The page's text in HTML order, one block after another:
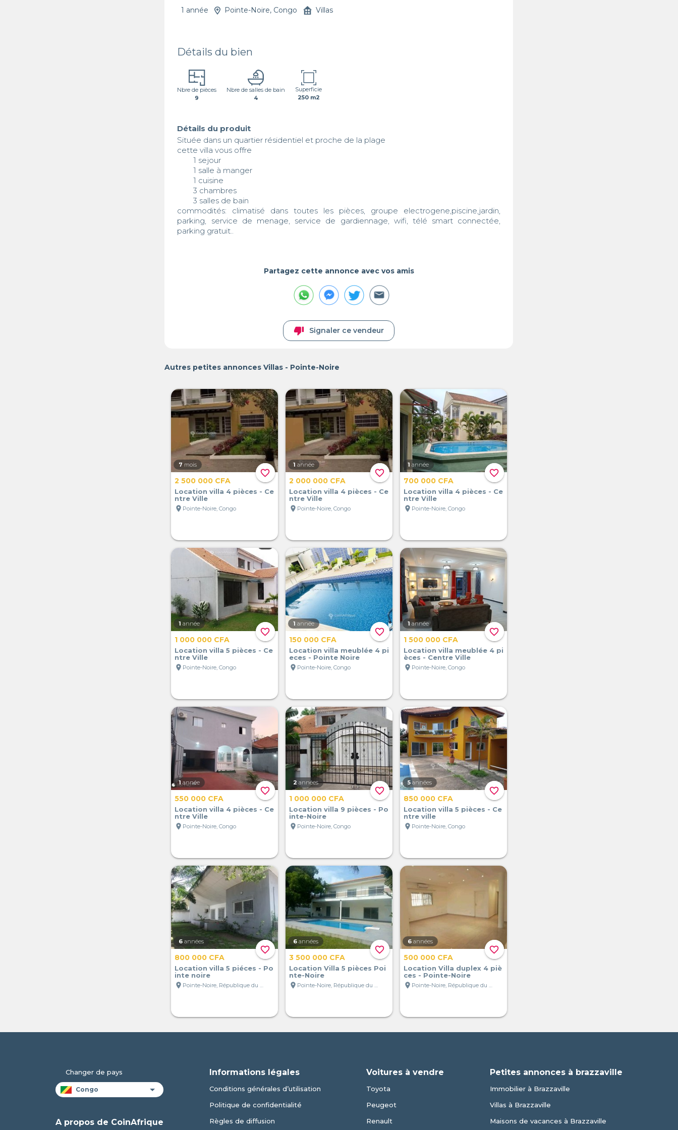
1 année Pointe-Noire, Congo Villas
Détails du bien
Nbre de pièces
9
Nbre de salles de bain
4
Superficie
250 m2
Détails du produit
Située dans un quartier résidentiel et proche de la plage
cette villa vous offre
	1 sejour
	1 salle à manger
	1 cuisine
	3 chambres
	3 salles de bain
commodités: climatisé dans toutes les pièces, groupe electrogene,piscine,jardin,
parking, service de menage, service de gardiennage, wifi, télé smart connectée,
parking gratuit..
Partagez cette annonce avec vos amis
thumb_down Signaler ce vendeur
Autres petites annonces Villas - Pointe-Noire
favorite_border
7 mois
2 500 000 CFA
Location villa 4 pièces - Ce
ntre Ville
location_on Pointe-Noire, Congo
favorite_border
1 année
2 000 000 CFA
Location villa 4 pièces - Ce
ntre Ville
location_on Pointe-Noire, Congo
favorite_border
1 année
700 000 CFA
Location villa 4 pièces - Ce
ntre Ville
location_on Pointe-Noire, Congo
favorite_border
1 année
1 000 000 CFA
Location villa 5 pièces - Ce
ntre Ville
location_on Pointe-Noire, Congo
favorite_border
1 année
150 000 CFA
Location villa meublée 4 pi
eces - Pointe Noire
location_on Pointe-Noire, Congo
favorite_border
1 année
1 500 000 CFA
Location villa meublée 4 pi
èces - Centre Ville
location_on Pointe-Noire, Congo
favorite_border
1 année
550 000 CFA
Location villa 4 pièces - Ce
ntre Ville
location_on Pointe-Noire, Congo
favorite_border
2 années
1 000 000 CFA
Location villa 9 pièces - Po
inte-Noire
location_on Pointe-Noire, Congo
favorite_border
5 années
850 000 CFA
Location villa 5 pièces - Ce
ntre ville
location_on Pointe-Noire, Congo
favorite_border
6 années
800 000 CFA
Location villa 5 piéces - Po
inte noire
location_on
Pointe-Noire, République du Congo
favorite_border
6 années
3 500 000 CFA
Location Villa 5 pièces Poi
nte-Noire
location_on
Pointe-Noire, République du Congo
favorite_border
6 années
500 000 CFA
Location Villa duplex 4 piè
ces - Pointe-Noire
location_on
Pointe-Noire, République du Congo
Changer de pays
A propos de CoinAfrique
Informations légales
Conditions générales d’utilisation
Politique de confidentialité
Règles de diffusion
Voitures à vendre
Toyota
Peugeot
Renault
Petites annonces à brazzaville
Immobilier à Brazzaville
Villas à Brazzaville
Maisons de vacances à Brazzaville